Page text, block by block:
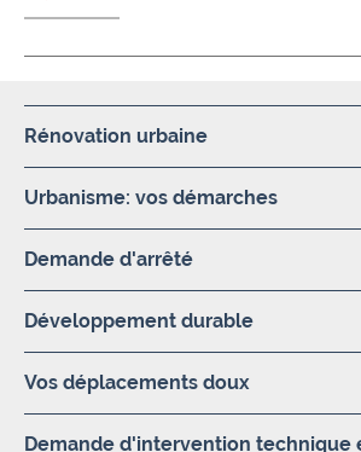
Rénovation urbaine
Urbanisme: vos démarches
Demande d'arrêté
Développement durable
Vos déplacements doux
Demande d'intervention technique